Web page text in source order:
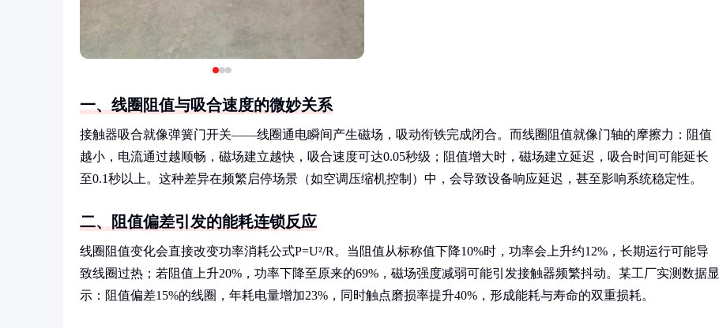
一、线圈阻值与吸合速度的微妙关系
接触器吸合就像弹簧门开关——线圈通电瞬间产生磁场，吸动衔铁完成闭合。而线圈阻值就像门轴的摩擦力：阻值
越小，电流通过越顺畅，磁场建立越快，吸合速度可达0.05秒级；阻值增大时，磁场建立延迟，吸合时间可能延长
至0.1秒以上。这种差异在频繁启停场景（如空调压缩机控制）中，会导致设备响应延迟，甚至影响系统稳定性。
二、阻值偏差引发的能耗连锁反应
线圈阻值变化会直接改变功率消耗公式P=U²/R。当阻值从标称值下降10%时，功率会上升约12%，长期运行可能导
致线圈过热；若阻值上升20%，功率下降至原来的69%，磁场强度减弱可能引发接触器频繁抖动。某工厂实测数据显
示：阻值偏差15%的线圈，年耗电量增加23%，同时触点磨损率提升40%，形成能耗与寿命的双重损耗。